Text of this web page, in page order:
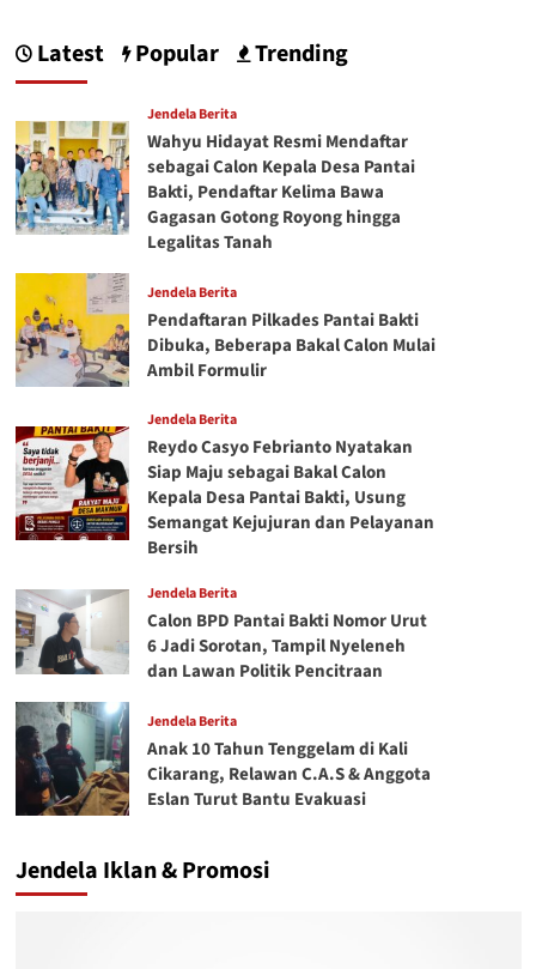
Latest Popular Trending
Jendela Berita
Wahyu Hidayat Resmi Mendaftar
sebagai Calon Kepala Desa Pantai
Bakti, Pendaftar Kelima Bawa
Gagasan Gotong Royong hingga
Legalitas Tanah
Jendela Berita
Pendaftaran Pilkades Pantai Bakti
Dibuka, Beberapa Bakal Calon Mulai
Ambil Formulir
Jendela Berita
Reydo Casyo Febrianto Nyatakan
Siap Maju sebagai Bakal Calon
Kepala Desa Pantai Bakti, Usung
Semangat Kejujuran dan Pelayanan
Bersih
Jendela Berita
Calon BPD Pantai Bakti Nomor Urut
6 Jadi Sorotan, Tampil Nyeleneh
dan Lawan Politik Pencitraan
Jendela Berita
Anak 10 Tahun Tenggelam di Kali
Cikarang, Relawan C.A.S & Anggota
Eslan Turut Bantu Evakuasi
Jendela Iklan & Promosi